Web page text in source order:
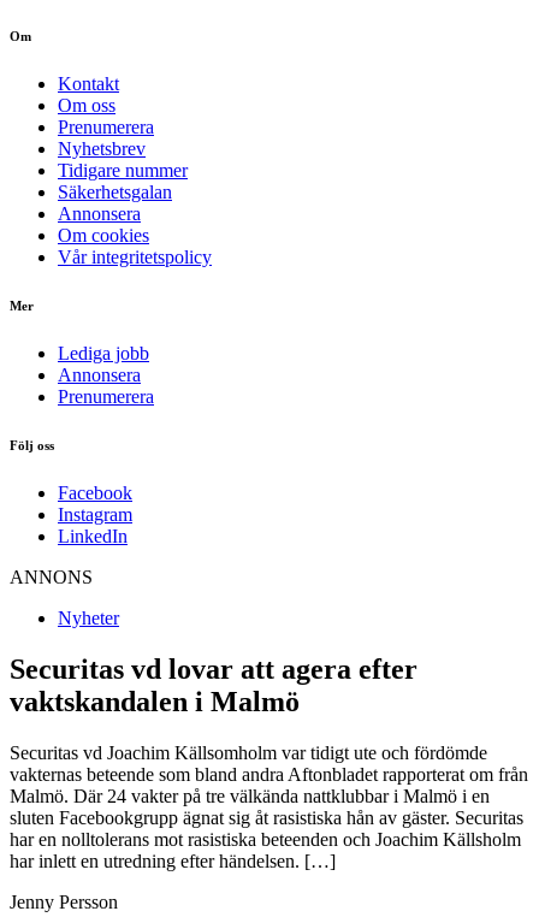
Om
Kontakt
Om oss
Prenumerera
Nyhetsbrev
Tidigare nummer
Säkerhetsgalan
Annonsera
Om cookies
Vår integritetspolicy
Mer
Lediga jobb
Annonsera
Prenumerera
Följ oss
Facebook
Instagram
LinkedIn
ANNONS
Nyheter
Securitas vd lovar att agera efter
vaktskandalen i Malmö
Securitas vd Joachim Källsomholm var tidigt ute och fördömde
vakternas beteende som bland andra Aftonbladet rapporterat om från
Malmö. Där 24 vakter på tre välkända nattklubbar i Malmö i en
sluten Facebookgrupp ägnat sig åt rasistiska hån av gäster. Securitas
har en nolltolerans mot rasistiska beteenden och Joachim Källsholm
har inlett en utredning efter händelsen. […]
Jenny Persson